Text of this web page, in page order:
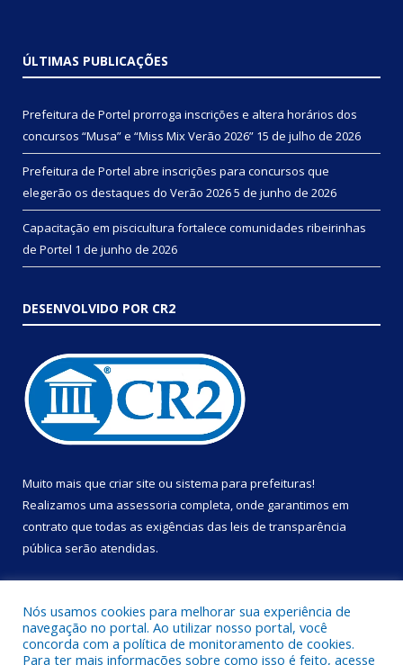
ÚLTIMAS PUBLICAÇÕES
Prefeitura de Portel prorroga inscrições e altera horários dos
concursos “Musa” e “Miss Mix Verão 2026” 15 de julho de 2026
Prefeitura de Portel abre inscrições para concursos que
elegerão os destaques do Verão 20265 de junho de 2026
Capacitação em piscicultura fortalece comunidades ribeirinhas
de Portel 1 de junho de 2026
DESENVOLVIDO POR CR2
Muito mais que criar site ou sistema para prefeituras!
Realizamos uma assessoria completa, onde garantimos em
contrato que todas as exigências das leis de transparência
pública serão atendidas.
Nós usamos cookies para melhorar sua experiência de
navegação no portal. Ao utilizar nosso portal, você
concorda com a política de monitoramento de cookies.
Para ter mais informações sobre como isso é feito, acesse